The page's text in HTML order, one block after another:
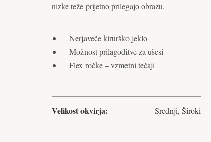
nizke teže prijetno prilegajo obrazu.
Nerjaveče kirurško jeklo
Možnost prilagoditve za ušesi
Flex ročke – vzmetni tečaji
Velikost okvirja: Srednji, Široki